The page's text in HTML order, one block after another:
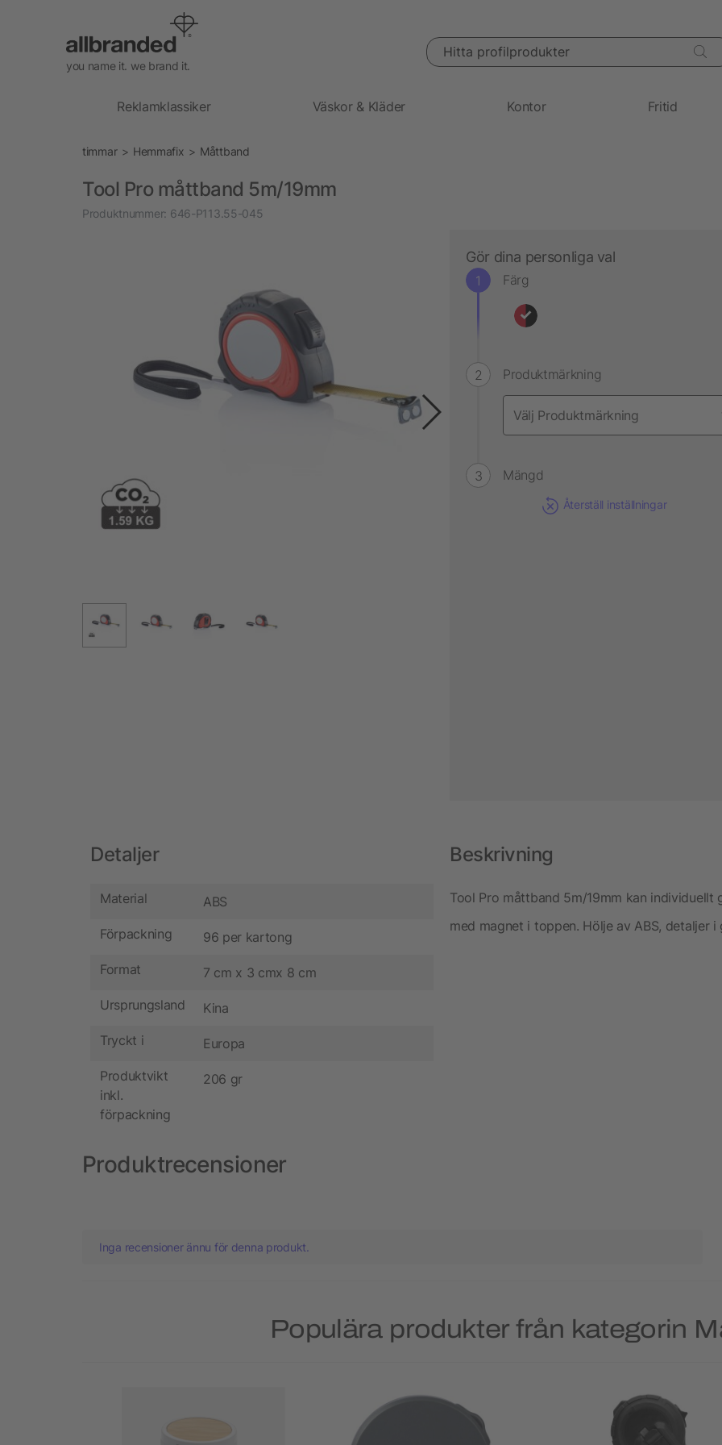
you name it. we brand it.
Hitta profilprodukter
Reklamklassiker Väskor & Kläder Kontor Fritid
timmar Hemmafix Måttband
Tool Pro måttband 5m/19mm
Produktnummer: 646-P113.55-045
Gör dina personliga val
Färg
Produktmärkning
Mängd
Återställ inställningar
Detaljer
Material ABS
Förpackning 96 per kartong
Format 7 cm x 3 cmx 8 cm
Ursprungsland Kina
Tryckt i Europa
Produktvikt
inkl.
förpackning
206 gr
Beskrivning
Tool Pro måttband 5m/19mm kan
med magnet i toppen. Hölje av ABS, detaljer
Produktrecensioner
Inga recensioner ännu för denna produkt.
Populära produkter från kategorin